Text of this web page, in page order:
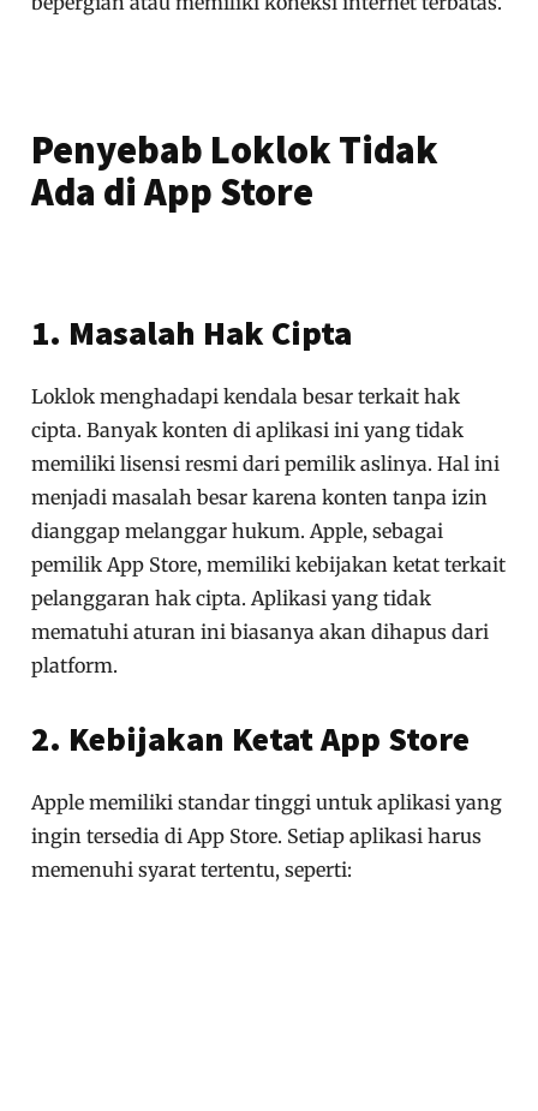
Penyebab Loklok Tidak
Ada di App Store
1. Masalah Hak Cipta
Loklok menghadapi kendala besar terkait hak
cipta. Banyak konten di aplikasi ini yang tidak
memiliki lisensi resmi dari pemilik aslinya. Hal ini
menjadi masalah besar karena konten tanpa izin
dianggap melanggar hukum. Apple, sebagai
pemilik App Store, memiliki kebijakan ketat terkait
pelanggaran hak cipta. Aplikasi yang tidak
mematuhi aturan ini biasanya akan dihapus dari
platform.
2. Kebijakan Ketat App Store
Apple memiliki standar tinggi untuk aplikasi yang
ingin tersedia di App Store. Setiap aplikasi harus
memenuhi syarat tertentu, seperti: